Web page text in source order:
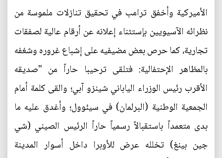
الأميركية وأخفق ترامب في تحقيق تنازلات ملموسة من
نظرائه الآسيويين بإستثناء إعلانه عن أرقام عالية لصفقات
تجارية، كما حرص بعض مضيفيه على إشباع غروره وشغفه
بالمظاهر الإحتفالية: فتلقى ترحيبا حاراً من "صديقه
الأقرب رئيس الوزراء الياباني شينزو آبي؛ والقى كلمة أمام
الجمعية الوطنية (البرلمان) في سيئوول؛ وأغدق عليه ما
بدى متعمداً باستقبالاً رسمياً حاراً الرئيس الصيني (شي
جين بينغ) تخلله عرض للأوبرا داخل أسوار المدينة